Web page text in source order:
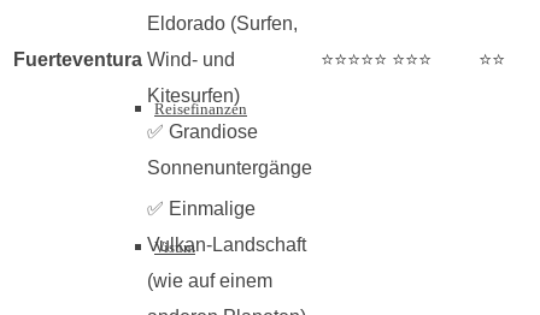
Reisefinanzen
Visum
Fuerteventura
Eldorado (Surfen,
Wind- und
Kitesurfen)
✅ Grandiose
Sonnenuntergänge
⭐⭐⭐⭐⭐ ⭐⭐⭐ ⭐⭐
✅ Einmalige
Vulkan-Landschaft
(wie auf einem